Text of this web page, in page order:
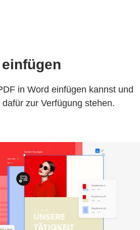
in Word einfügen kannst und
zur Verfügung stehen.